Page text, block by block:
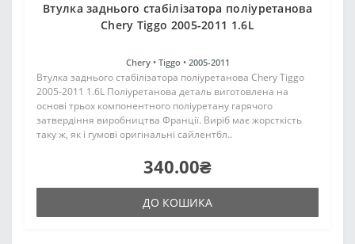
Втулка заднього стабілізатора поліуретанова
Chery Tiggo 2005-2011 1.6L
Chery • Tiggo • 2005-2011
Втулка заднього стабілізатора поліуретанова Chery Tiggo
2005-2011 1.6L Поліуретанова деталь виготовлена на
основі трьох компонентного поліуретану гарячого
затвердіння виробництва Франції. Виріб має жорсткість
таку ж, як і гумові оригінальні сайлентбл..
340.00₴
ДО КОШИКА